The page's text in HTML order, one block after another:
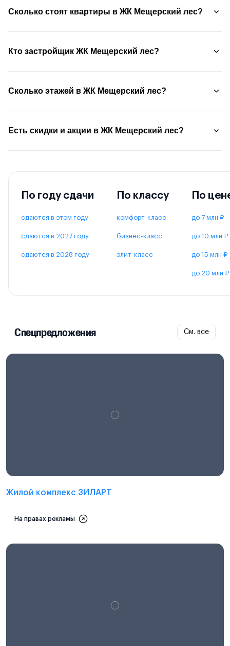
Сколько стоят квартиры в ЖК Мещерский лес?
Кто застройщик ЖК Мещерский лес?
Сколько этажей в ЖК Мещерский лес?
Есть скидки и акции в ЖК Мещерский лес?
По году сдачи
сдаются в этом году
сдаются в 2027 году
сдаются в 2028 году
По классу
комфорт-класс
бизнес-класс
элит-класс
По
до 7 млн ₽
до 10 млн ₽
до 15 млн ₽
до 20 млн ₽
Спецпредложения См. все
Жилой комплекс ЗИЛАРТ
На правах рекламы